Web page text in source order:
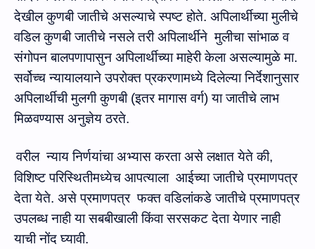
देखीलकुणबी जातीचे असल्याचे स्पष्ट होते. अपिलार्थीच्‍यामुलीचे
वडिल कुणबी जातीचे नसले तरी अपिलार्थीने मुलीचा सांभाळ व
संगोपन बालपणापासुन अपिलार्थीच्यामाहेरीकेला असल्यामुळे मा.
सर्वोच्च न्यायालयाने उपरोक्त प्रकरणामध्ये दिलेल्या निर्देशानुसार
अपिलार्थीची मुलगी कुणबी(इतर मागास वर्ग) या जातीचे लाभ
मिळवण्‍यास अनुज्ञेय ठरते.
वरील न्याय निर्णयांचा अभ्यास करता असे लक्षात येते की,
विशिष्ट परिस्थितीमध्येच आपत्याला आईच्या जातीचे प्रमाणपत्र
देता येते. असे प्रमाणपत्र फक्त वडिलांकडे जातीचे प्रमाणपत्र
उपलब्ध नाही या सबबीखाली किंवा सरसकट देता येणार नाही
याची नोंद घ्यावी.